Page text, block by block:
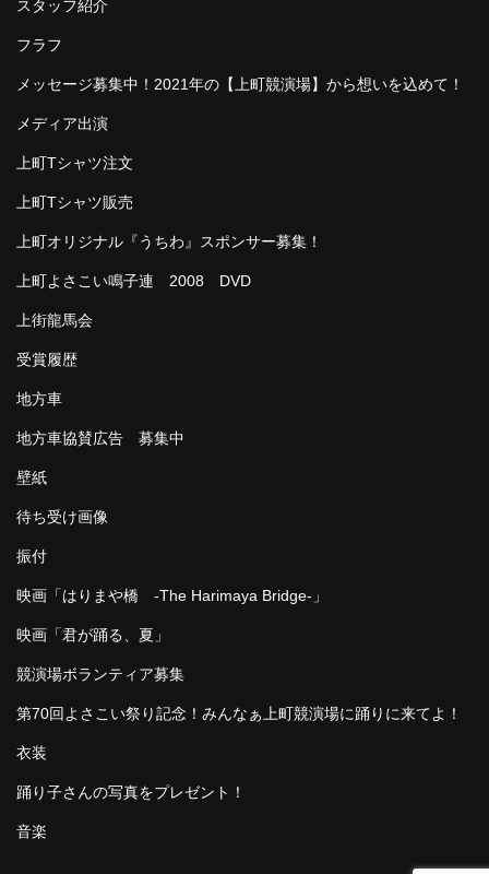
スタッフ紹介
フラフ
メッセージ募集中！2021年の【上町競演場】から想いを込めて！
メディア出演
上町Tシャツ注文
上町Tシャツ販売
上町オリジナル『うちわ』スポンサー募集！
上町よさこい鳴子連 2008 DVD
上街龍馬会
受賞履歴
地方車
地方車協賛広告 募集中
壁紙
待ち受け画像
振付
映画「はりまや橋 -The Harimaya Bridge-」
映画「君が踊る、夏」
競演場ボランティア募集
第70回よさこい祭り記念！みんなぁ上町競演場に踊りに来てよ！
衣装
踊り子さんの写真をプレゼント！
音楽